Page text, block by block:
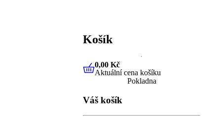
Košík
0,00 KčAktuální cena košíku
0,00 Kč
Aktuální cena košíku
Pokladna
Váš košík